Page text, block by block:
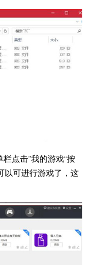
点击”我的游戏“按
以可进行游戏了，这